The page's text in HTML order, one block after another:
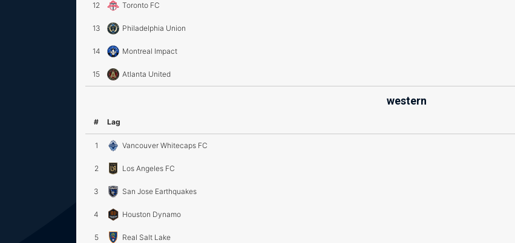
12 Toronto FC
13 Philadelphia Union
14 Montreal Impact
15 Atlanta United
western
# Lag
1 Vancouver Whitecaps FC
2 Los Angeles FC
3 San Jose Earthquakes
4 Houston Dynamo
5 Real Salt Lake